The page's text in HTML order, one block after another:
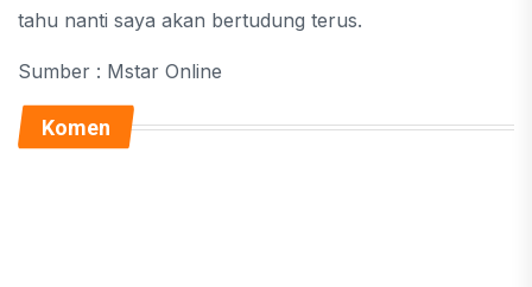
tahu nanti saya akan bertudung terus.
Sumber : Mstar Online
Komen